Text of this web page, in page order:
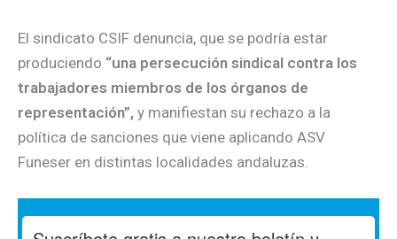
El sindicato CSIF denuncia, que se podría estar
produciendo “una persecución sindical contra los
trabajadores miembros de los órganos de
representación”, y manifiestan su rechazo a la
política de sanciones que viene aplicando ASV
Funeser en distintas localidades andaluzas.